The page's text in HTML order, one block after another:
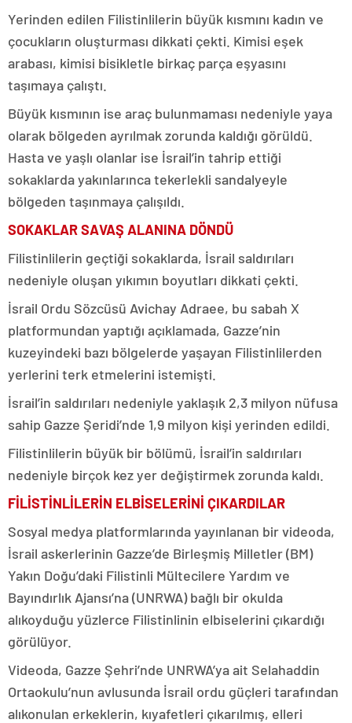
Yerinden edilen Filistinlilerin büyük kısmını kadın ve
çocukların oluşturması dikkati çekti. Kimisi eşek
arabası, kimisi bisikletle birkaç parça eşyasını
taşımaya çalıştı.
Büyük kısmının ise araç bulunmaması nedeniyle yaya
olarak bölgeden ayrılmak zorunda kaldığı görüldü.
Hasta ve yaşlı olanlar ise İsrail’in tahrip ettiği
sokaklarda yakınlarınca tekerlekli sandalyeyle
bölgeden taşınmaya çalışıldı.
SOKAKLAR SAVAŞ ALANINA DÖNDÜ
Filistinlilerin geçtiği sokaklarda, İsrail saldırıları
nedeniyle oluşan yıkımın boyutları dikkati çekti.
İsrail Ordu Sözcüsü Avichay Adraee, bu sabah X
platformundan yaptığı açıklamada, Gazze’nin
kuzeyindeki bazı bölgelerde yaşayan Filistinlilerden
yerlerini terk etmelerini istemişti.
İsrail’in saldırıları nedeniyle yaklaşık 2,3 milyon nüfusa
sahip Gazze Şeridi’nde 1,9 milyon kişi yerinden edildi.
Filistinlilerin büyük bir bölümü, İsrail’in saldırıları
nedeniyle birçok kez yer değiştirmek zorunda kaldı.
FİLİSTİNLİLERİN ELBİSELERİNİ ÇIKARDILAR
Sosyal medya platformlarında yayınlanan bir videoda,
İsrail askerlerinin Gazze’de Birleşmiş Milletler (BM)
Yakın Doğu’daki Filistinli Mültecilere Yardım ve
Bayındırlık Ajansı’na (UNRWA) bağlı bir okulda
alıkoyduğu yüzlerce Filistinlinin elbiselerini çıkardığı
görülüyor.
Videoda, Gazze Şehri’nde UNRWA’ya ait Selahaddin
Ortaokulu’nun avlusunda İsrail ordu güçleri tarafından
alıkonulan erkeklerin, kıyafetleri çıkarılmış, elleri